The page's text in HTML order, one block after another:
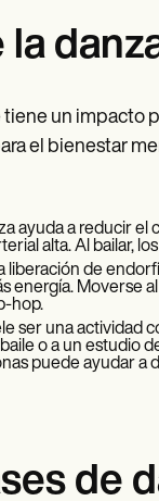
un impacto
el bienestar
ayuda a reducir el
alta. Al bailar,
liberación de
energía. Moverse
hop.
ser una actividad
o a un
puede ayudar a
de